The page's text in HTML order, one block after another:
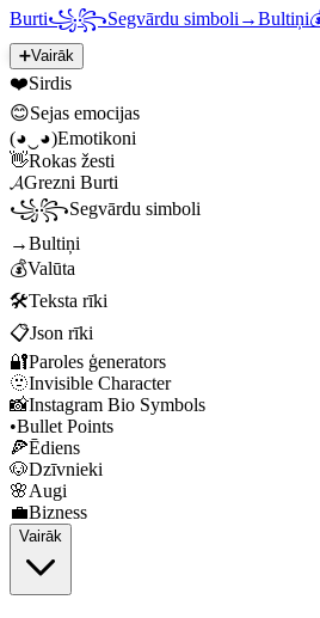
Burti꧁꧂Segvārdu simboli →Bultiņi
➕Vairāk
❤️Sirdis
😊Sejas emocijas
(◕‿◕)Emotikoni
👋Rokas žesti
𝓐Grezni Burti
꧁꧂Segvārdu simboli
→Bultiņi
💰Valūta
🛠️Teksta rīki
📋Json rīki
🔐Paroles ģenerators
🫥Invisible Character
📸Instagram Bio Symbols
•Bullet Points
🍕Ēdiens
🐶Dzīvnieki
🌸Augi
💼Bizness
Vairāk